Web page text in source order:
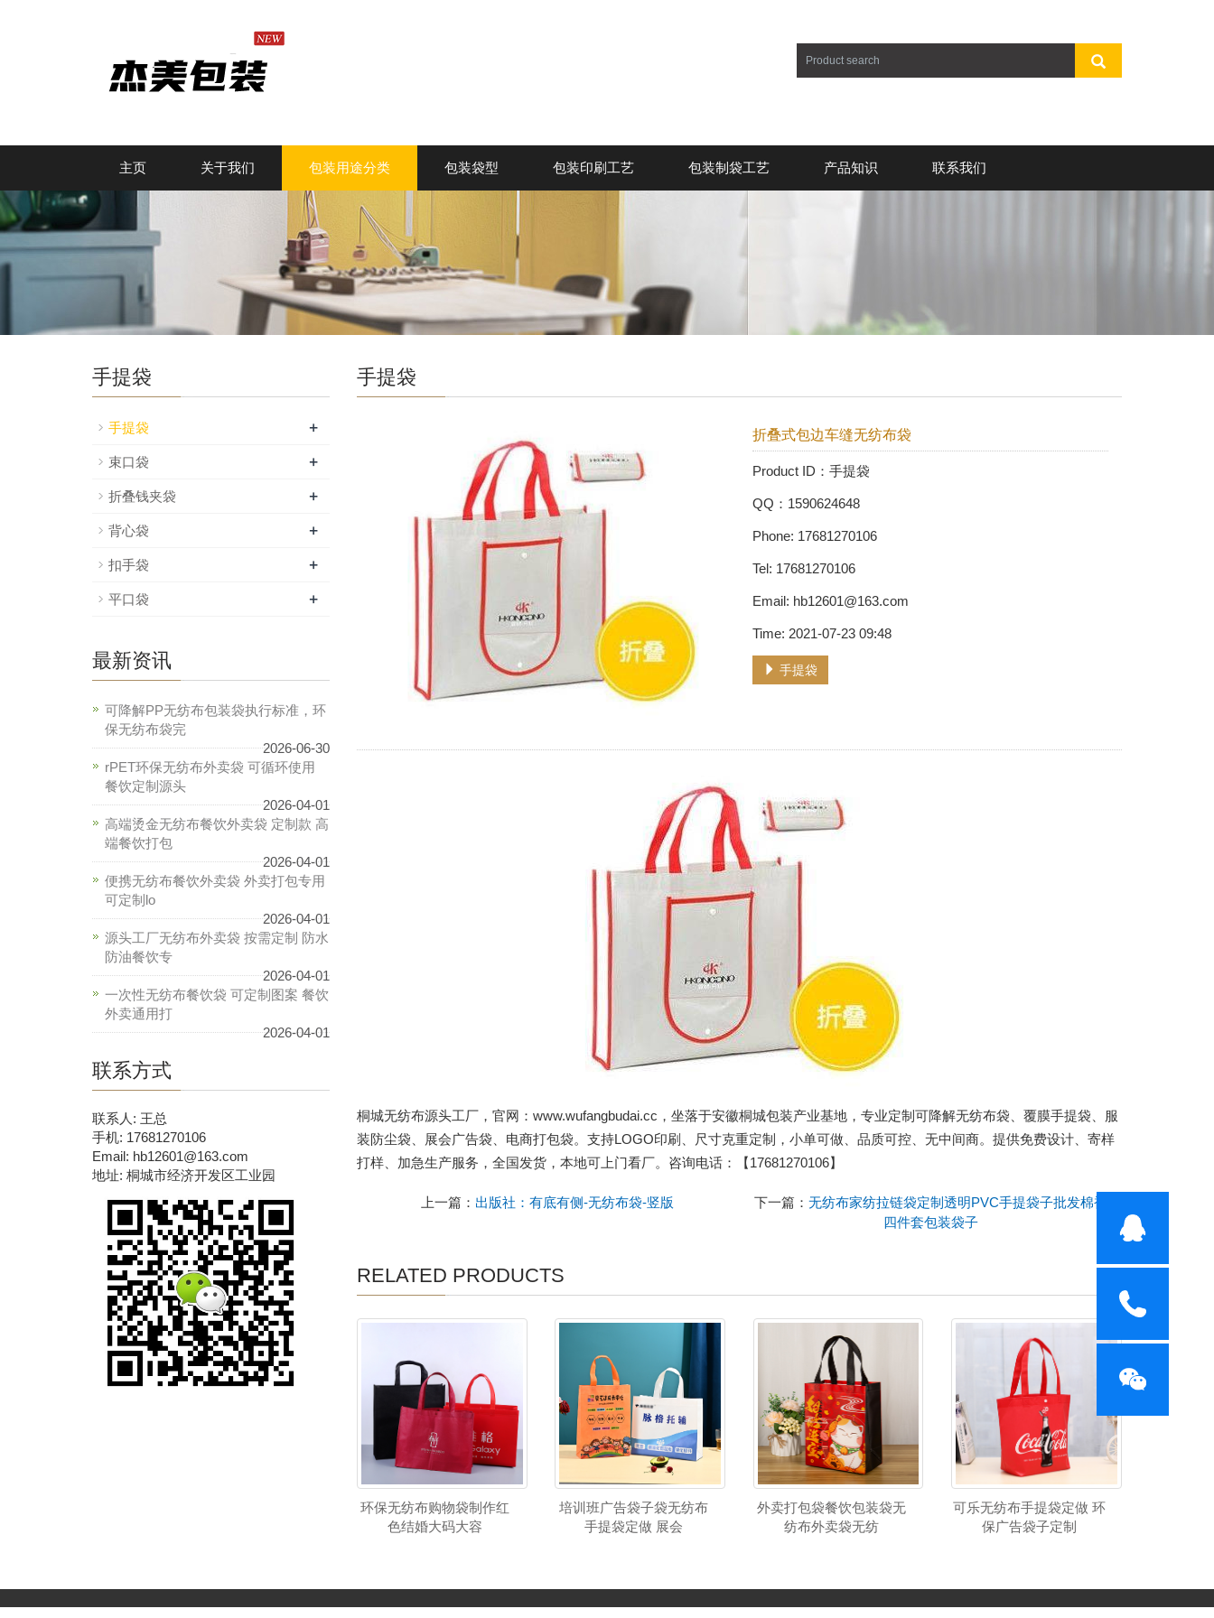
主页 关于我们 包装用途分类 包装袋型 包装印刷工艺 包装制袋工艺 产品知识 联系我们
手提袋
折叠式包边车缝无纺布袋
Product ID：手提袋
QQ：1590624648
Phone: 17681270106
Tel: 17681270106
Email: hb12601@163.com
Time: 2021-07-23 09:48
手提袋
桐城无纺布源头工厂，官网：www.wufangbudai.cc，坐落于安徽桐城包装产业基地，专业定制可降解无纺布袋、覆膜手提袋、服
装防尘袋、展会广告袋、电商打包袋。支持LOGO印刷、尺寸克重定制，小单可做、品质可控、无中间商。提供免费设计、寄样
打样、加急生产服务，全国发货，本地可上门看厂。咨询电话：【17681270106】
上一篇： 出版社：有底有侧-无纺布袋-竖版 下一篇： 无纺布家纺拉链袋定制透明PVC手提袋子批发棉被
四件套包装袋子
RELATED PRODUCTS
环保无纺布购物袋制作红
色结婚大码大容
培训班广告袋子袋无纺布
手提袋定做 展会
外卖打包袋餐饮包装袋无
纺布外卖袋无纺
可乐无纺布手提袋定做 环
保广告袋子定制
手提袋
手提袋 +
束口袋 +
折叠钱夹袋 +
背心袋 +
扣手袋 +
平口袋 +
最新资讯
可降解PP无纺布包装袋执行标准，环
保无纺布袋完
2026-06-30
rPET环保无纺布外卖袋 可循环使用
餐饮定制源头
2026-04-01
高端烫金无纺布餐饮外卖袋 定制款 高
端餐饮打包
2026-04-01
便携无纺布餐饮外卖袋 外卖打包专用
可定制lo
2026-04-01
源头工厂无纺布外卖袋 按需定制 防水
防油餐饮专
2026-04-01
一次性无纺布餐饮袋 可定制图案 餐饮
外卖通用打
2026-04-01
联系方式
联系人: 王总
手机: 17681270106
Email: hb12601@163.com
地址: 桐城市经济开发区工业园